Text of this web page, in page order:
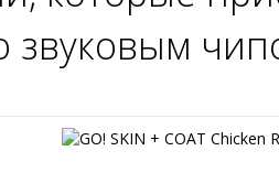
звуковым